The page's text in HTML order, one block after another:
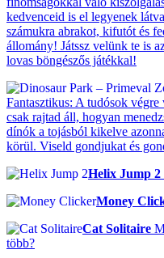
kedvenceid is el legyenek
számukra abrakot, kifutót és
állomány! Játssz velünk te is
lovas böngészős játékkal!
Fantasztikus: A tudósok
csak rajtad áll, hogyan
dínók a tojásból kikelve
körül. Viseld gondjukat és
Helix Jump 2
Money
Cat Solitaire
több?